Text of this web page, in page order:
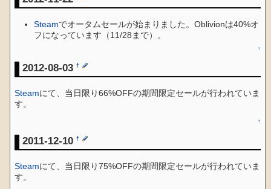
Steamでオータムセールが始まりました。Oblivionは40%オ
フになっています（11/28まで）。
↑
2012-08-03†
Steamにて、当日限り66%OFFの期間限定セールが行われていま
す。
↑
2011-12-10†
Steamにて、当日限り75%OFFの期間限定セールが行われていま
す。